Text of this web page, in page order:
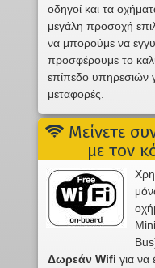
οδηγοί και τα
μεγάλη προσοχή
να μπορούμε να
προσφέρουμε το
επίπεδο υπηρεσιών
μεταφορές.
Μείνετε
με τον
Δωρεάν Wifi για να